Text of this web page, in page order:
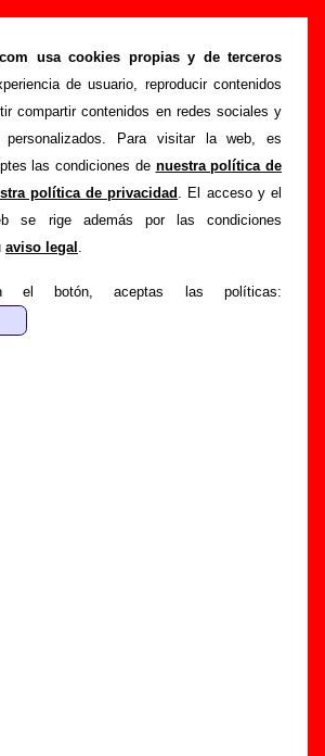
usa cookies propias y de terceros
de usuario, reproducir contenidos
compartir contenidos en redes sociales y
personalizados. Para visitar la web, es
las condiciones de nuestra política de
política de privacidad . El acceso y el
se rige además por las condiciones
aviso legal .
el botón, aceptas las políticas:
de los solos”, canción de Sr.
información)
>Canciones
solos
recopilar todo tipo de información
vale reírse de los solos
" interpretada
de su letra, también aparecerá
autor o los autores, sobre los discos en
este tema, sobre la grabación del
a cargo de otros grupos... Si
o tienes información adicional, puedes